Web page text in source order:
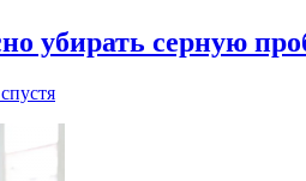
убирать серную